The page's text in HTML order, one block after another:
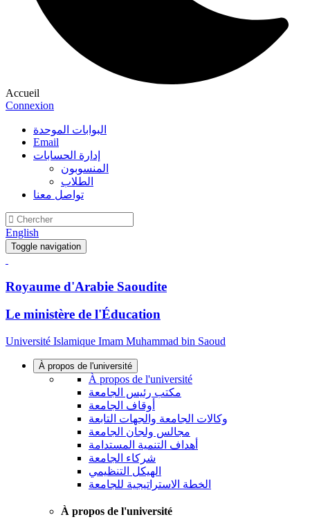
Accueil
Connexion
البوابات الموحدة
Email
إدارة الحسابات
المنسوبون
الطلاب
تواصل معنا
English
Toggle navigation
Royaume d'Arabie Saoudite
Le ministère de l'Éducation
Université Islamique Imam Muhammad bin Saoud
À propos de l'université
À propos de l'université
مكتب رئيس الجامعة
أوقاف الجامعة
وكالات الجامعة والجهات التابعة
مجالس ولجان الجامعة
أهداف التنمية المستدامة
شركاء الجامعة
الهيكل التنظيمي
الخطة الاستراتيجية للجامعة
À propos de l'université